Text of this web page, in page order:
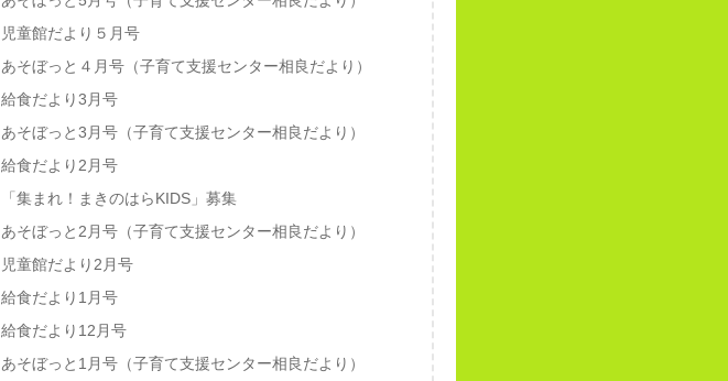
児童館だより５月号
あそぼっと４月号（子育て支援センター相良だより）
給食だより3月号
あそぼっと3月号（子育て支援センター相良だより）
給食だより2月号
「集まれ！まきのはらKIDS」募集
あそぼっと2月号（子育て支援センター相良だより）
児童館だより2月号
給食だより1月号
給食だより12月号
あそぼっと1月号（子育て支援センター相良だより）